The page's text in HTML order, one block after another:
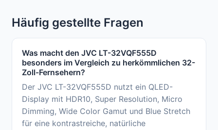
Häufig gestellte Fragen
Was macht den JVC LT-32VQF555D
besonders im Vergleich zu herkömmlichen 32-
Zoll-Fernsehern?
Der JVC LT-32VQF555D nutzt ein QLED-
Display mit HDR10, Super Resolution, Micro
Dimming, Wide Color Gamut und Blue Stretch
für eine kontrastreiche, natürliche